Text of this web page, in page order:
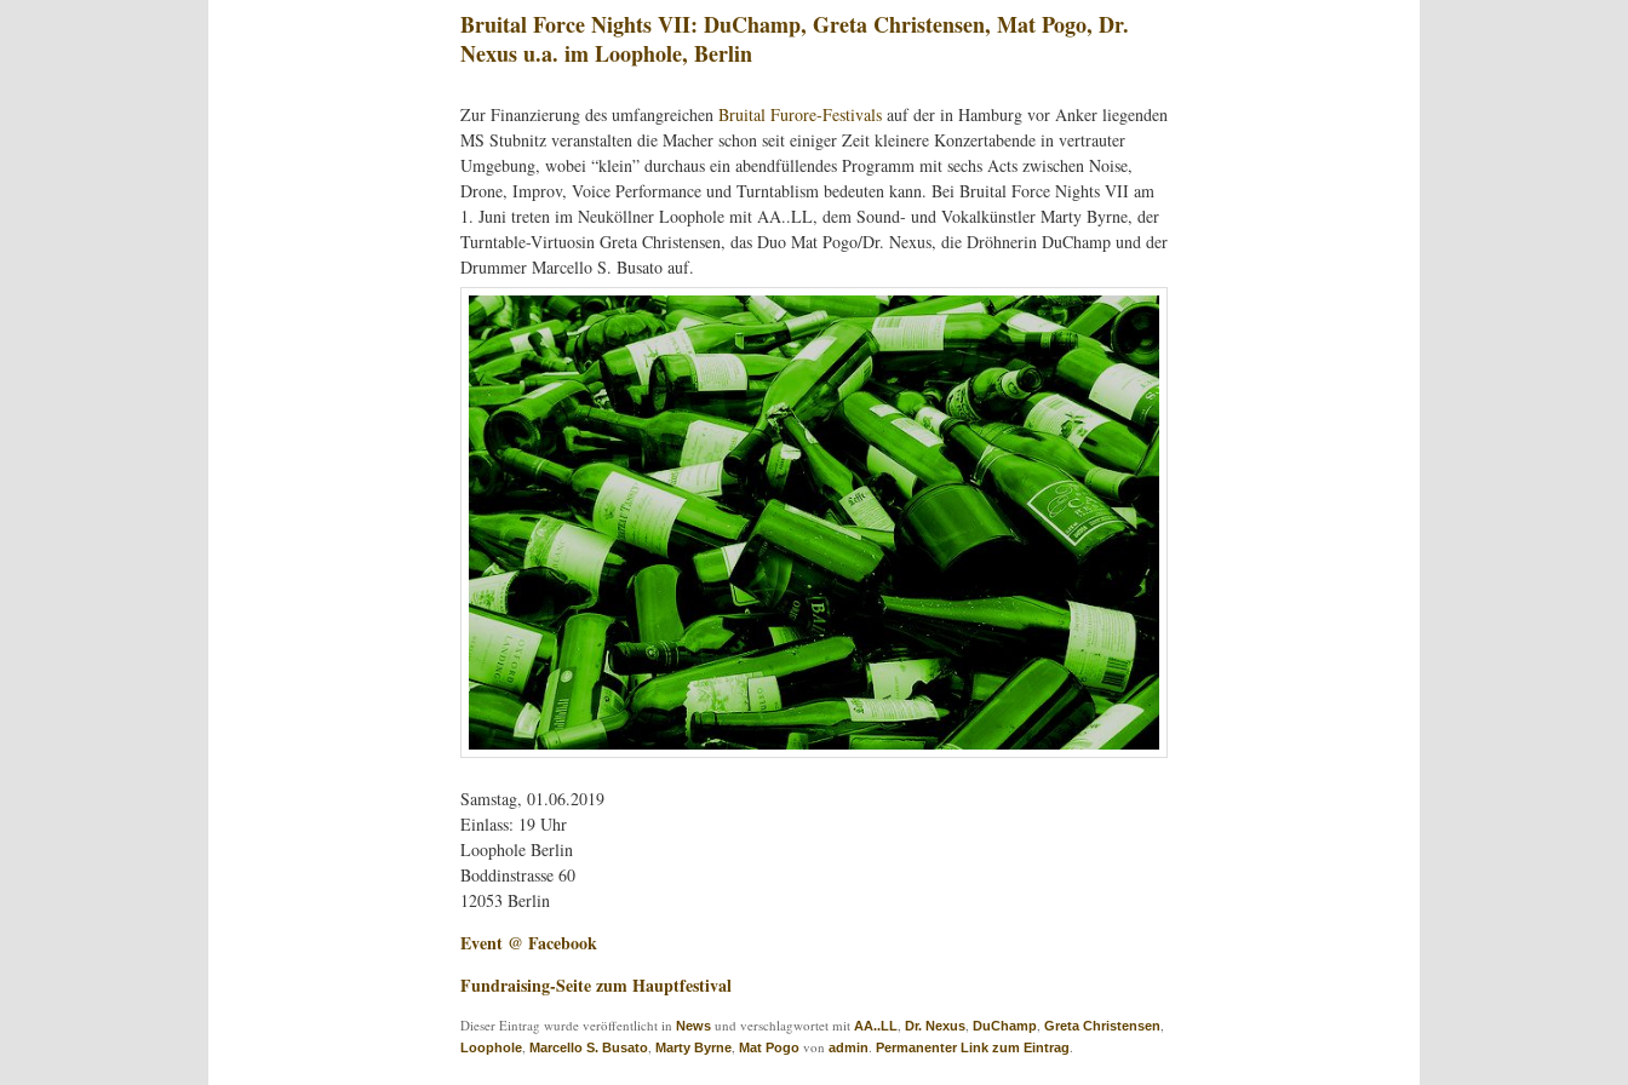
Bruital Force Nights VII: DuChamp, Greta Christensen, Mat Pogo, Dr.
Nexus u.a. im Loophole, Berlin
Zur Finanzierung des umfangreichen Bruital Furore-Festivalsauf der in Hamburg vor Anker liegenden
MS Stubnitz veranstalten die Macher schon seit einiger Zeit kleinere Konzertabende in vertrauter
Umgebung, wobei “klein” durchaus ein abendfüllendes Programm mit sechs Acts zwischen Noise,
Drone, Improv, Voice Performance und Turntablism bedeuten kann. Bei Bruital Force Nights VII am
1. Juni treten im Neuköllner Loophole mit AA..LL, dem Sound- und Vokalkünstler Marty Byrne, der
Turntable-Virtuosin Greta Christensen, das Duo Mat Pogo/Dr. Nexus, die Dröhnerin DuChamp und der
Drummer Marcello S. Busato auf.
Samstag, 01.06.2019
Einlass: 19 Uhr
Loophole Berlin
Boddinstrasse 60
12053 Berlin
Event @ Facebook
Fundraising-Seite zum Hauptfestival
Dieser Eintrag wurde veröffentlicht in Newsund verschlagwortet mit AA..LL, Dr. Nexus, DuChamp, Greta Christensen,
Loophole, Marcello S. Busato, Marty Byrne, Mat Pogovon admin. Permanenter Link zum Eintrag.